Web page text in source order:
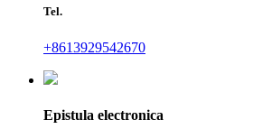
Tel.
+8613929542670
Epistula electronica